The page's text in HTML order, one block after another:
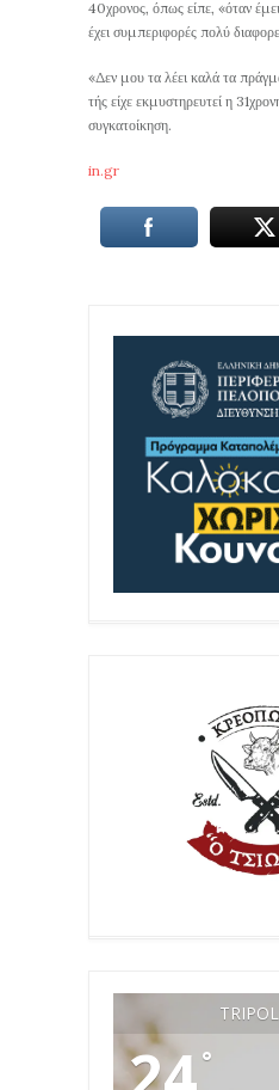
40χρονος, όπως είπε, «όταν
έχει συμπεριφορές πολύ
«Δεν μου τα λέει καλά τα
τής είχε εκμυστηρευτεί η
συγκατοίκηση.
in.gr
°